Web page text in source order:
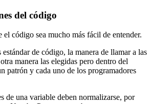
del código
el código sea mucho más fácil de entender.
de código, la manera de llamar a las
manera las elegidas pero dentro del
patrón y cada uno de los programadores
de una variable deben normalizarse, por